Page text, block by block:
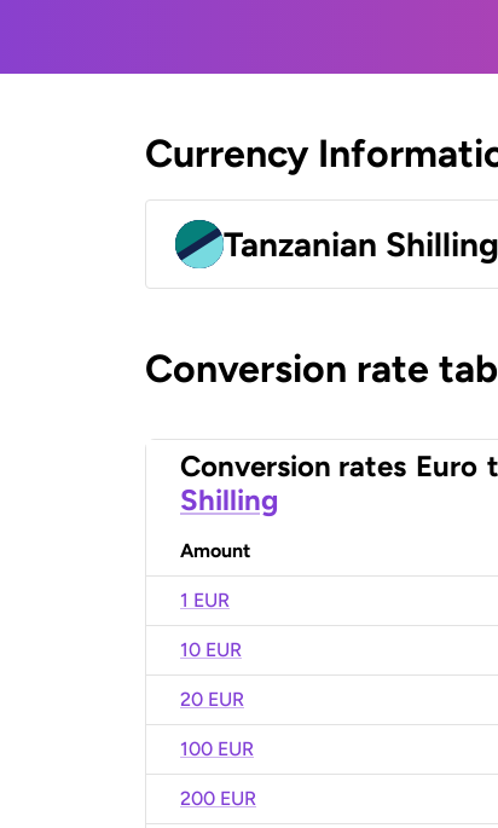
Currency
Tanzanian
Conversion rate
Conversion rates Euro
Shilling
Amount
1 EUR
10 EUR
20 EUR
100 EUR
200 EUR